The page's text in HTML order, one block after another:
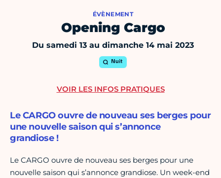
ÉVÈNEMENT
Opening Cargo
Du samedi 13 au dimanche 14 mai 2023
Nuit
Le CARGO ouvre de nouveau ses berges pour
une nouvelle saison qui s’annonce
grandiose !
Le CARGO ouvre de nouveau ses berges pour une
nouvelle saison qui s’annonce grandiose. Un week-end
VOIR LES INFOS PRATIQUES